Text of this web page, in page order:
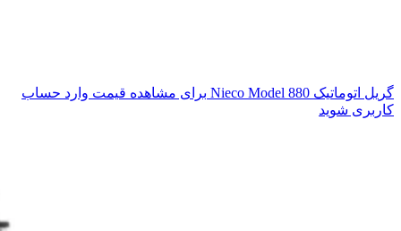
گریل اتوماتیک Nieco Model 880
برای مشاهده قیمت وارد حساب
کاربری شوید